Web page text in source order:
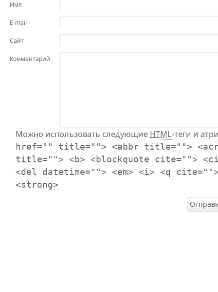
Имя
E-mail
Сайт
Комментарий
Можно использовать следующие HTML-теги и
href="" title=""> <abbr title="">
title=""> <b> <blockquote cite="">
<del datetime=""> <em> <i> <q
<strong>